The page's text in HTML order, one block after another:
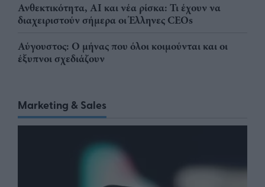
Ανθεκτικότητα, AI και νέα ρίσκα: Τι έχουν να
διαχειριστούν σήμερα οι Έλληνες CEOs
Αύγουστος: Ο μήνας που όλοι κοιμούνται και οι
έξυπνοι σχεδιάζουν
Marketing & Sales